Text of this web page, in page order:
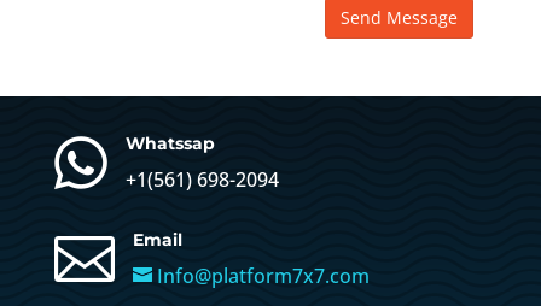
 Whatssap
+1(561) 698-2094
 Email
Info@platform7x7.com